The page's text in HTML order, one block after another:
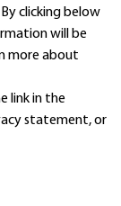
clicking below
will be
moreabout
link in the
statement, or